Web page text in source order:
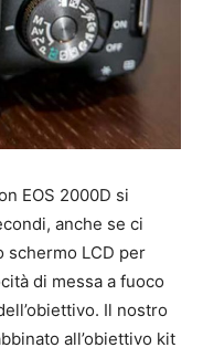
EOS 2000D si
anche se ci
schermo LCD per
di messa a fuoco
Il nostro
all’obiettivo kit